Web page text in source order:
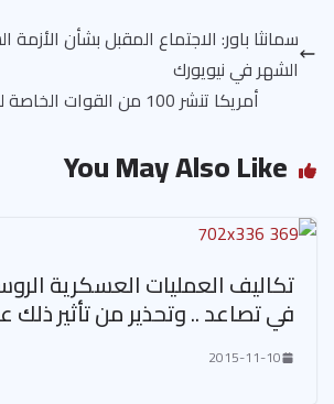
s
A
p
p
b
o
ok
a
m
ds
es
سمانثا باور: الاجتماع المقبل بشأن
الشهر في نيويورك
أمريكا تنشر 100 من القوات الخاصة لقتال تنظيم الدولة
You May Also Like
تكاليف العمليات العسكرية
في تصاعد .. وتحذير من تأثير ذلك
2015-11-10